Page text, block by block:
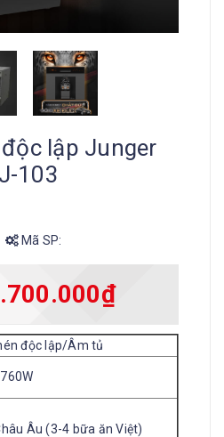
lập Junger
103
Mã SP:
₫
độc lập/Âm tủ
Âu (3-4 bữa ăn Việt)